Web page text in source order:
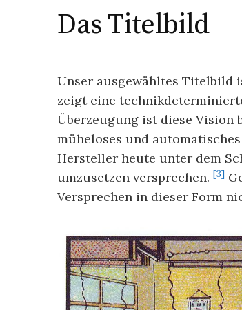
Das Titelbild
Unser ausgewähltes Titelbild
zeigt eine
Überzeugung ist diese Vision
müheloses und
Hersteller heute unter dem
umzusetzen versprechen. [3]
Versprechen in dieser Form